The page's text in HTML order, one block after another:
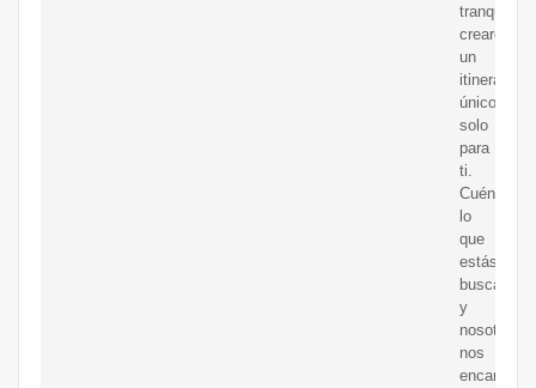
tranquilo,
crearemos
un
itinerario
único
solo
para
ti.
Cuéntanos
lo
que
estás
buscando
y
nosotros
nos